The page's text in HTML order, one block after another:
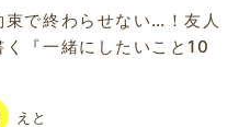
束で終わらせない…！友人
く『一緒にしたいこと10
えと